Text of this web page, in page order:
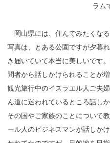
ラム
岡山県には、住んでみたくな
写真は、とある公園ですが夕暮
き届いていて本当に美しいです
問者から話しかけられることが
観光旅行中のイスラエル人ご夫
ん道に迷われているところ話し
その国やご家族のことについて
ール人のビジネスマンが話しか